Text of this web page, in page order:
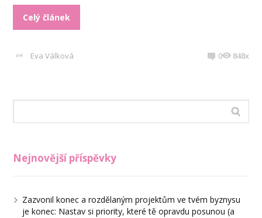
Celý článek
Eva Válková 0 848x
Nejnovější příspěvky
Zazvonil konec a rozdělaným projektům ve tvém byznysu
je konec: Nastav si priority, které tě opravdu posunou (a